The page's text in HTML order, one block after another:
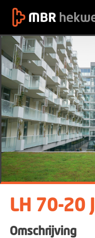
LH 70-20 J
Omschrijving